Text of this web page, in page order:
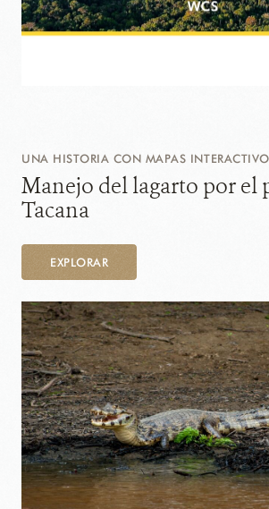
UNA HISTORIA CON MAPAS
Manejo del lagarto por el
Tacana
EXPLORAR